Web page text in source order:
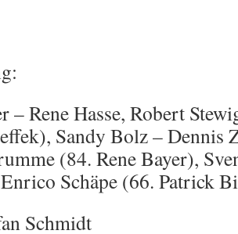
– Rene Hasse, Robert
Sandy Bolz – Dennis
(84. Rene Bayer),
Schäpe (66. Patrick
Schmidt